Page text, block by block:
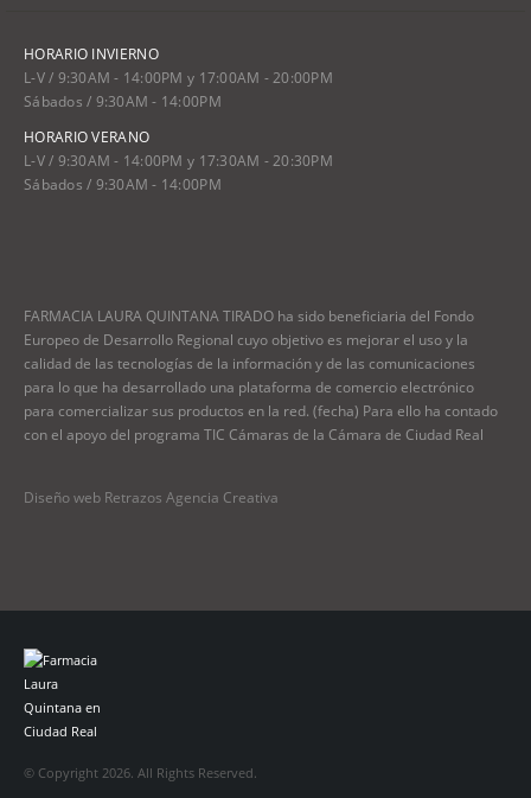
HORARIO INVIERNO
L-V / 9:30AM - 14:00PM y 17:00AM - 20:00PM
Sábados / 9:30AM - 14:00PM
HORARIO VERANO
L-V / 9:30AM - 14:00PM y 17:30AM - 20:30PM
Sábados / 9:30AM - 14:00PM
FARMACIA LAURA QUINTANA TIRADO ha sido beneficiaria del Fondo
Europeo de Desarrollo Regional cuyo objetivo es mejorar el uso y la
calidad de las tecnologías de la información y de las comunicaciones
para lo que ha desarrollado una plataforma de comercio electrónico
para comercializar sus productos en la red. (fecha) Para ello ha contado
con el apoyo del programa TIC Cámaras de la Cámara de Ciudad Real
Diseño web Retrazos Agencia Creativa
© Copyright 2026. All Rights Reserved.